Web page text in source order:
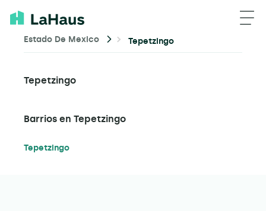
Estado De Mexico Tepetzingo
Tepetzingo
Barrios en Tepetzingo
Tepetzingo